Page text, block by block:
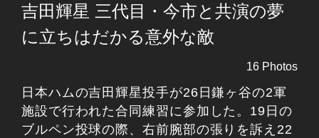
吉田輝星 三代目・今市と共演の夢
に立ちはだかる意外な敵
16 Photos
日本ハムの吉田輝星投手が26日鎌ヶ谷の2軍
施設で行われた合同練習に参加した。19日の
ブルペン投球の際、右前腕部の張りを訴え22